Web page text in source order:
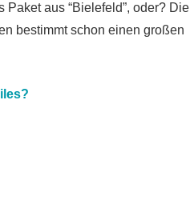
aus “Bielefeld”, oder? Die
bestimmt schon einen großen